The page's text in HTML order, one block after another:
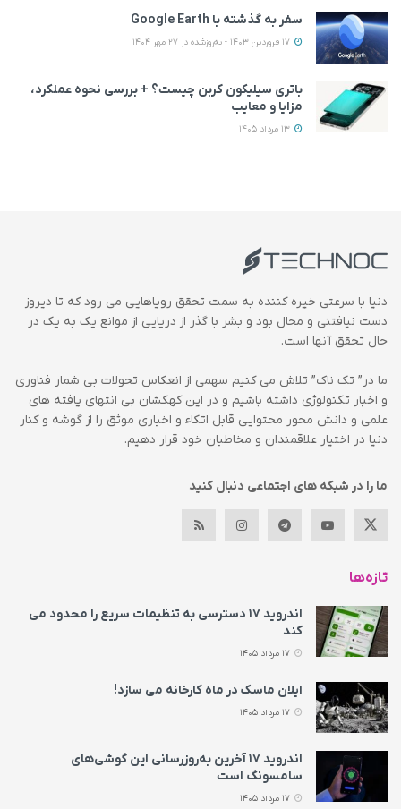
سفر به گذشته با Google Earth
باتری سیلیکون کربن چیست؟ + بررسی نحوه عملکرد،
مزایا و معایب
دنیا با سرعتی خیره کننده به سمت تحقق رویاهایی می رود که تا دیروز
دست نیافتنی و محال بود و بشر با گذر از دریایی از موانع یک به یک در
حال تحقق آنها است.
ما در” تک ناک” تلاش می کنیم سهمی از انعکاس تحولات بی شمار فناوری
و اخبار تکنولوژی داشته باشیم و در این کهکشان بی انتهای یافته های
علمی و دانش محور محتوایی قابل اتکاء و اخباری موثق را از گوشه و کنار
دنیا در اختیار علاقمندان و مخاطبان خود قرار دهیم.
ما را در شبکه های اجتماعی دنبال کنید
تازه‌ها
اندروید ۱۷ دسترسی به تنظیمات سریع را محدود می‌
کند
ایلان ماسک در ماه کارخانه می سازد!
اندروید ۱۷ آخرین به‌روزرسانی این گوشی‌های
سامسونگ است